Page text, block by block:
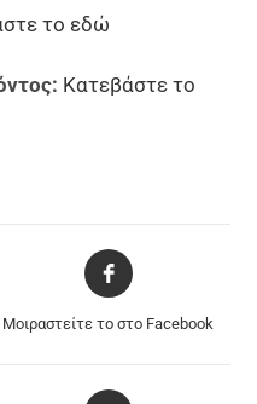
το εδώ
Κατεβάστε το
Μοιραστείτε το στο Facebook